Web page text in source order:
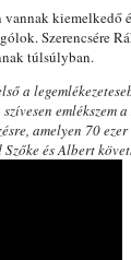
kiemelkedő
Szerencsére
túlsúlyban.
a
amelyen 70
és Albert